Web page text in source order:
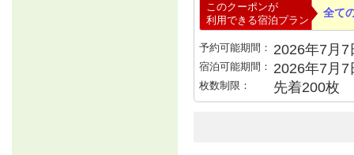
このクーポンが
利用できる宿泊プラン
全て
予約可能期間： 2026年7月
宿泊可能期間： 2026年7月
枚数制限： 先着200枚